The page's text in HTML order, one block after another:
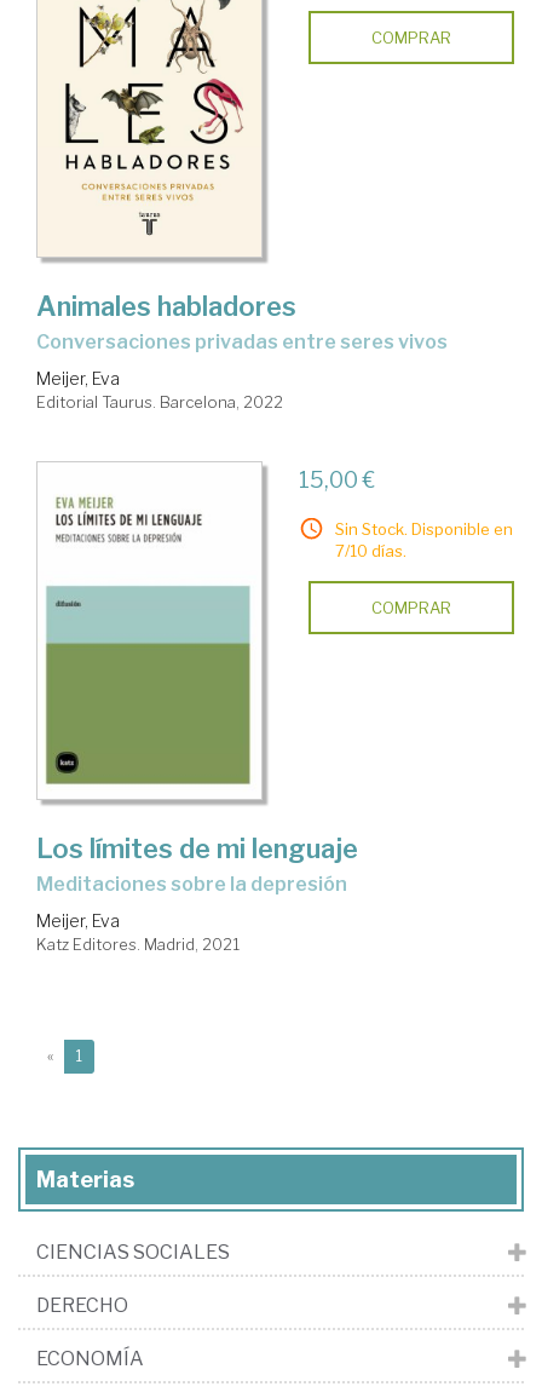
COMPRAR
Animales habladores
conversaciones privadas entre seres vivos
Meijer, Eva
Editorial Taurus. Barcelona, 2022
15,00 €
Sin Stock. Disponible en
7/10 días.
COMPRAR
Los límites de mi lenguaje
meditaciones sobre la depresión
Meijer, Eva
Katz Editores. Madrid, 2021
« 1
Materias
CIENCIAS SOCIALES
DERECHO
ECONOMÍA